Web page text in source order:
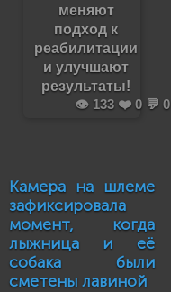
меняют
подход к
реабилитации
и улучшают
результаты!
👁️ 133 ❤️ 0 💬 0
Камера на шлеме
зафиксировала
момент, когда
лыжница и её
собака были
сметены лавиной